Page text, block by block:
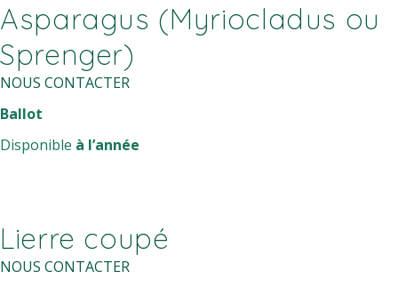
Asparagus (Myriocladus ou
Sprenger)
NOUS CONTACTER
Ballot
Disponible à l’année
Lierre coupé
NOUS CONTACTER